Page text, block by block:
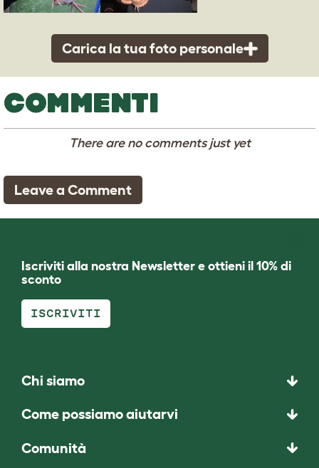
Carica la tua foto personale
COMMENTI
There are no comments just yet
Leave a Comment
Iscriviti alla nostra Newsletter e ottieni il 10% di
sconto
ISCRIVITI
Chi siamo
Come possiamo aiutarvi
Comunità